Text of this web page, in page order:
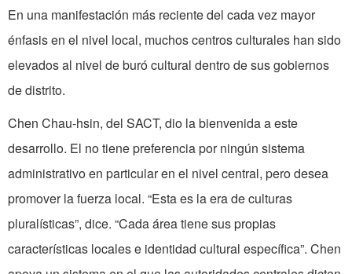
En una manifestación más reciente del cada vez mayor
énfasis en el nivel local, muchos centros culturales han sido
elevados al nivel de buró cultural dentro de sus gobiernos
de distrito.
Chen Chau-hsin, del SACT, dio la bienvenida a este
desarrollo. El no tiene preferencia por ningún sistema
administrativo en particular en el nivel central, pero desea
promover la fuerza local. “Esta es la era de culturas
pluralísticas”, dice. “Cada área tiene sus propias
características locales e identidad cultural específica”. Chen